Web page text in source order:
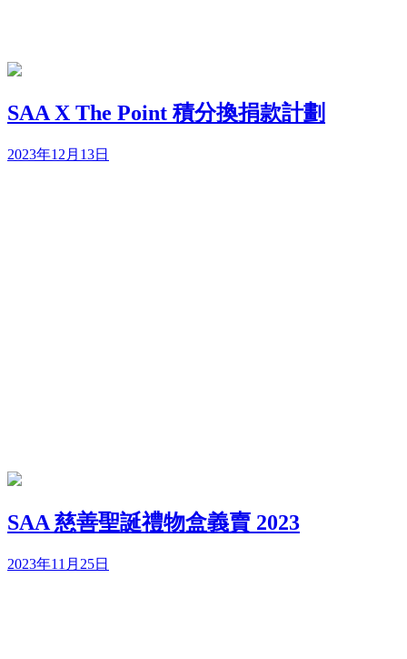
SAA X The Point 積分換捐款計劃
2023年12月13日
SAA 慈善聖誕禮物盒義賣 2023
2023年11月25日